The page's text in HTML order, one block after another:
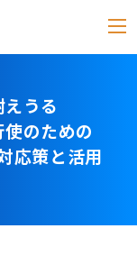
うる
のための
応策と活用